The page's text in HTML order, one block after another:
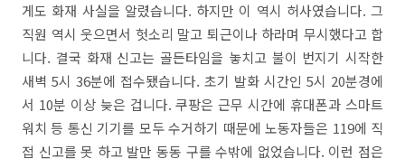
게도 화재 사실을 알렸습니다. 하지만 이 역시 허사였습니다. 그
직원 역시 웃으면서 헛소리 말고 퇴근이나 하라며 무시했다고 합
니다. 결국 화재 신고는 골든타임을 놓치고 불이 번지기 시작한
새벽 5시 36분에 접수됐습니다. 초기 발화 시간인 5시 20분경에
서 10분 이상 늦은 겁니다. 쿠팡은 근무 시간에 휴대폰과 스마트
워치 등 통신 기기를 모두 수거하기 때문에 노동자들은 119에 직
접 신고를 못 하고 발만 동동 구를 수밖에 없었습니다. 이런 점은